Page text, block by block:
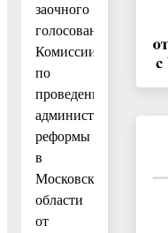
заочного
голосования
Комиссии
по
проведению
административной
реформы
в
Московской
области
от